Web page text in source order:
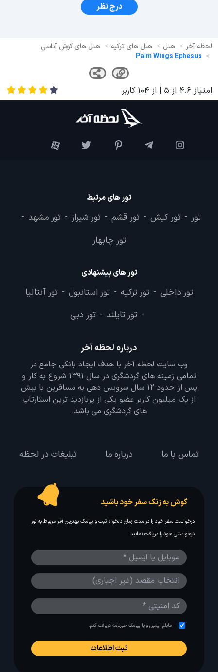
درج نظر
لحظه آخر هتل هتل های ترکیه
هتل های کوش آداسی
Palm Wings Ephesus
امتیاز 4.6 از 5 | از 104 کاربر
تور های مرتبط
تور - تور کیش - تور قشم - تور شیراز - تور مشهد -
تور چابهار
تور های پیشنهادی
تور داخلی - تور ترکیه - تور استانبول - تور آنتالیا
- تور تایلند - تور دبی
درباره لحظه آخر
وب سایت لحظه آخر با هدف ایجاد بانکی جامع در
تمامی زمینه های گردشگری در سال 1391 شروع به کار و
پس از حدود 12 سال سرویس دهی به مسافرین با بیش
از یک میلیون کاربر عضو یکی از پربازدید ترین استارتاپ
های گردشگری می باشد.
تماس با ما درباره ما تبلیغات در لحظه
گوش به زنگ سفر خود باشید
درخواست سفر خود را در مدت زمان دلخواه ثبت و پیامک بهترین آفر مربوط به تور
درخواستی خود را دریافت نمایید
مایلم ایمیل و یا پیامک خبرنامه دریافت کنم.